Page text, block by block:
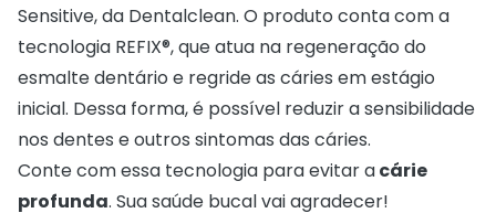
Sensitive, da Dentalclean. O produto conta com a
tecnologia REFIX®, que atua na regeneração do
esmalte dentário e regride as cáries em estágio
inicial. Dessa forma, é possível reduzir a sensibilidade
nos dentes e outros sintomas das cáries.
Conte com essa tecnologia para evitar acárie
profunda. Sua saúde bucal vai agradecer!